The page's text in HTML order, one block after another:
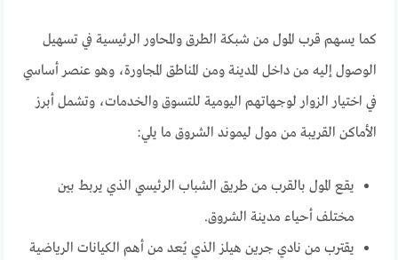
كما يسهم قرب المول من شبكة الطرق والمحاور الرئيسية في تسهيل
الوصول إليه من داخل المدينة ومن المناطق المجاورة، وهو عنصر أساسي
في اختيار الزوار لوجهاتهم اليومية للتسوق والخدمات، وتشمل أبرز
الأماكن القريبة من مول ليموند الشروق ما يلي:
يقع المول بالقرب من طريق الشباب الرئيسي الذي يربط بين
مختلف أحياء مدينة الشروق.
يقترب من نادي جرين هيلز الذي يُعد من أهم الكيانات الرياضية